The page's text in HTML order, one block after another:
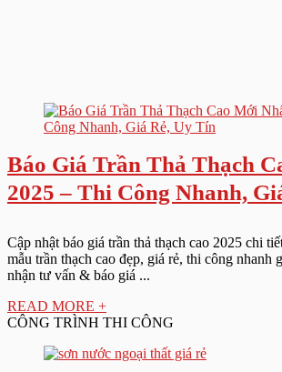
Báo Giá Trần Thả Thạch
2025 – Thi Công Nhanh,
Cập nhật báo giá trần thả thạch cao 2025 chi
mẫu trần thạch cao đẹp, giá rẻ, thi công nhanh
nhận tư vấn & báo giá ...
READ MORE +
CÔNG TRÌNH THI CÔNG